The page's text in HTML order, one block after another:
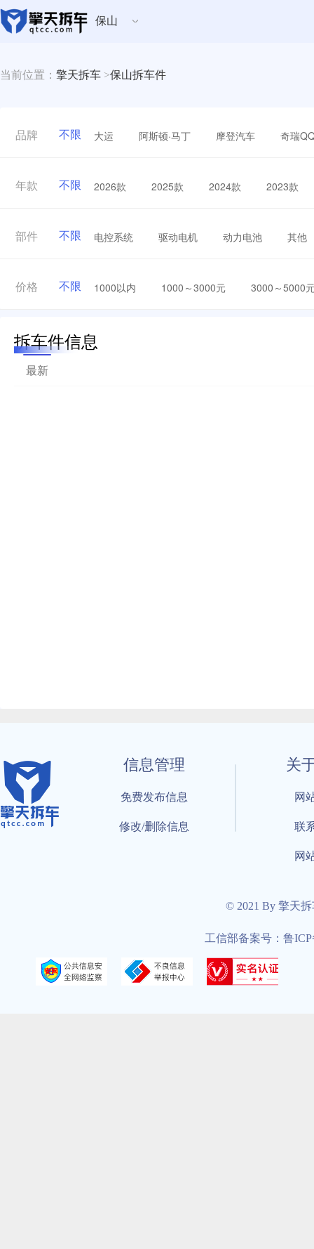
保山
当前位置： 擎天拆车 >保山拆车件
品牌 不限 大运 阿斯顿·马丁 摩登汽车 奇瑞
年款 不限 2026款 2025款 2024款 2023款
部件 不限 电控系统 驱动电机 动力电池 其他
价格 不限 1000以内 1000～3000元 3000～5000
拆车件信息
最新
信息管理
免费发布信息
修改/删除信息
关
网
联
网
© 2021 By 擎天
工信部备案号：鲁